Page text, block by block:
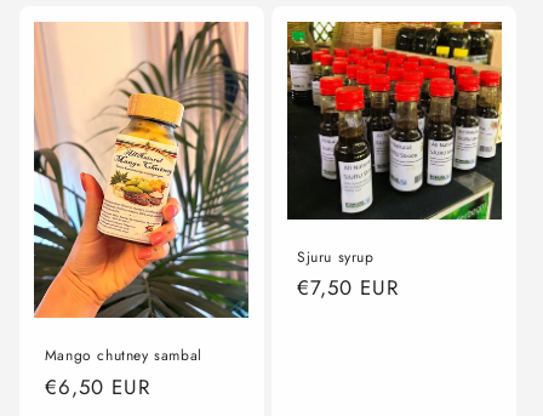
1L
Mango chutney sambal
Normale
€6,50 EUR
Sjuru syrup
Normale
€7,50 EUR